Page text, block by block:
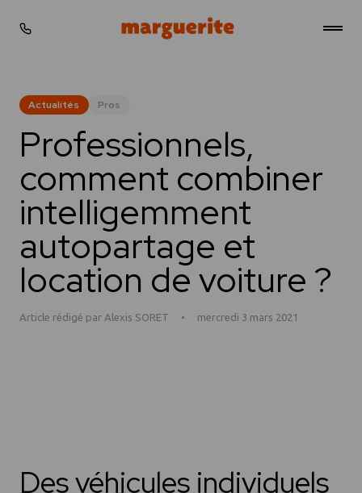
Stations
Tarifs
Simulateur
Actualités
Professionnels
FAQ
Actualités Pros
Professionnels,
comment combiner
intelligemment
autopartage et
location de voiture ?
Article rédigé par Alexis SORET • mercredi 3 mars 2021
Des véhicules individuels